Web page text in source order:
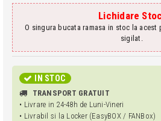
Lichidare
O singura bucata ramasa in stoc la acest
sigilat.
IN STOC
TRANSPORT GRATUIT
• Livrare in 24-48h de Luni-Vineri
• Livrabil si la Locker (EasyBOX / FANBox)